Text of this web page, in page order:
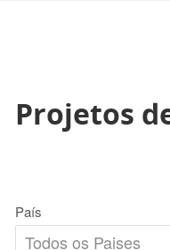
Projetos
País